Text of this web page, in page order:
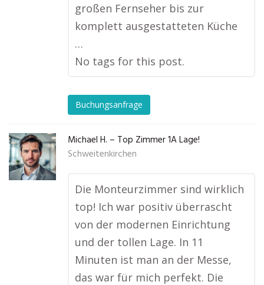
großen Fernseher bis zur
komplett ausgestatteten Küche
…
No tags for this post.
Buchungsanfrage
Michael H. – Top Zimmer 1A Lage!
Schweitenkirchen
Die Monteurzimmer sind wirklich
top! Ich war positiv überrascht
von der modernen Einrichtung
und der tollen Lage. In 11
Minuten ist man an der Messe,
das war für mich perfekt. Die